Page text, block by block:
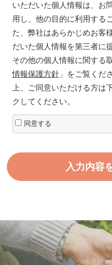
いただいた個人情報は、お
用し、他の目的に利用する
た、弊社はあらかじめお客
だいた個人情報を第三者に
その他の個人情報に関する
情報保護方針」をご覧くだ
上、ご同意いただける方は
クしてください。
同意する